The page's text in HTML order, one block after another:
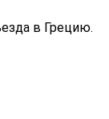
в Грецию.